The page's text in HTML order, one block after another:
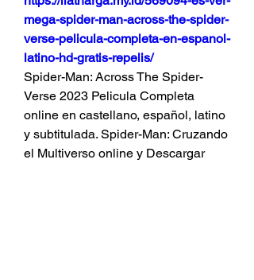
mega-spider-man-across-the-spider-
verse-pelicula-completa-en-espanol-
latino-hd-gratis-repelis/
Spider-Man: Across The Spider-
Verse 2023 Pelicula Completa
online en castellano, español, latino
y subtitulada. Spider-Man: Cruzando
el Multiverso online y Descargar